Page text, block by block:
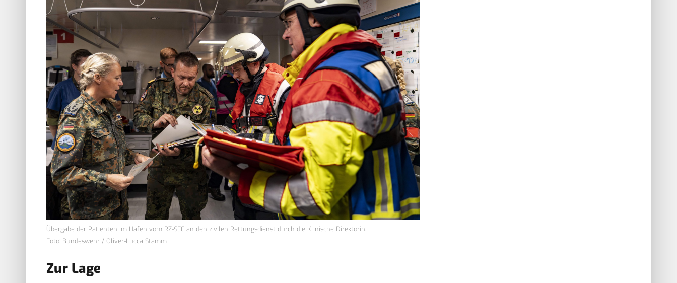
Übergabe der Patienten im Hafen vom RZ-SEE an den zivilen Rettungsdienst durch die Klinische Direktorin.
Foto: Bundeswehr / Oliver-Lucca Stamm
Zur Lage